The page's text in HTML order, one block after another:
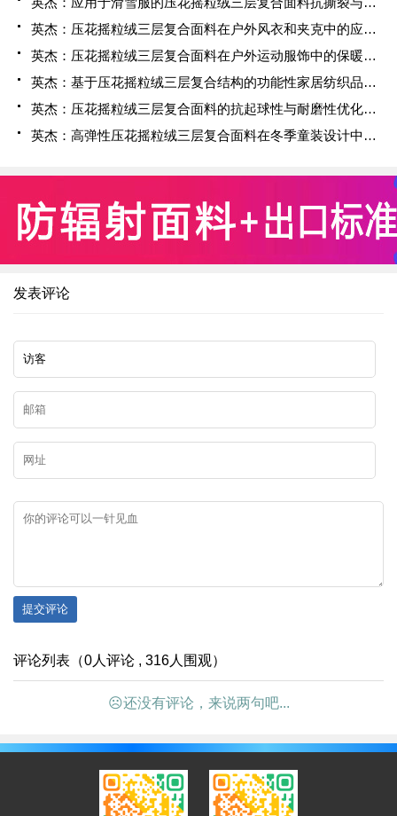
英杰：压花摇粒绒三层复合面料在户外风衣和夹克中的应用与性能
英杰：压花摇粒绒三层复合面料在户外运动服饰中的保暖与透气性能研究
英杰：基于压花摇粒绒三层复合结构的功能性家居纺织品开发与应用
英杰：压花摇粒绒三层复合面料的抗起球性与耐磨性优化技术分析
英杰：高弹性压花摇粒绒三层复合面料在冬季童装设计中的应用实践
发表评论
提交评论
评论列表（0人评论 , 316人围观）
☹还没有评论，来说两句吧...